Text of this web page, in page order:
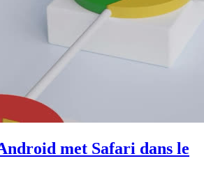
met Safari dans le